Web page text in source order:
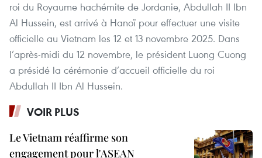
roi du Royaume hachémite de Jordanie, Abdullah II Ibn
Al Hussein, est arrivé à Hanoï pour effectuer une visite
officielle au Vietnam les 12 et 13 novembre 2025. Dans
l’après-midi du 12 novembre, le président Luong Cuong
a présidé la cérémonie d’accueil officielle du roi
Abdullah II Ibn Al Hussein.
VOIR PLUS
Le Vietnam réaffirme son
engagement pour l'ASEAN